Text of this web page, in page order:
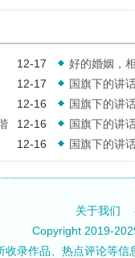
12-17
好的婚姻，
有意义
12-17
国旗下的讲
12-16
国旗下的讲
12-16
国旗下的讲
12-16
国旗下的讲
关于我们
Copyright 2019-
收录作品、热点评论等